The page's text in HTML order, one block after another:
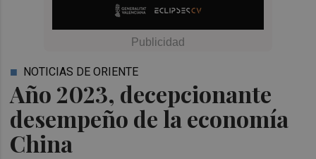
Año 2023, decepcionante
desempeño de la economía
China
NOTICIAS DE ORIENTE